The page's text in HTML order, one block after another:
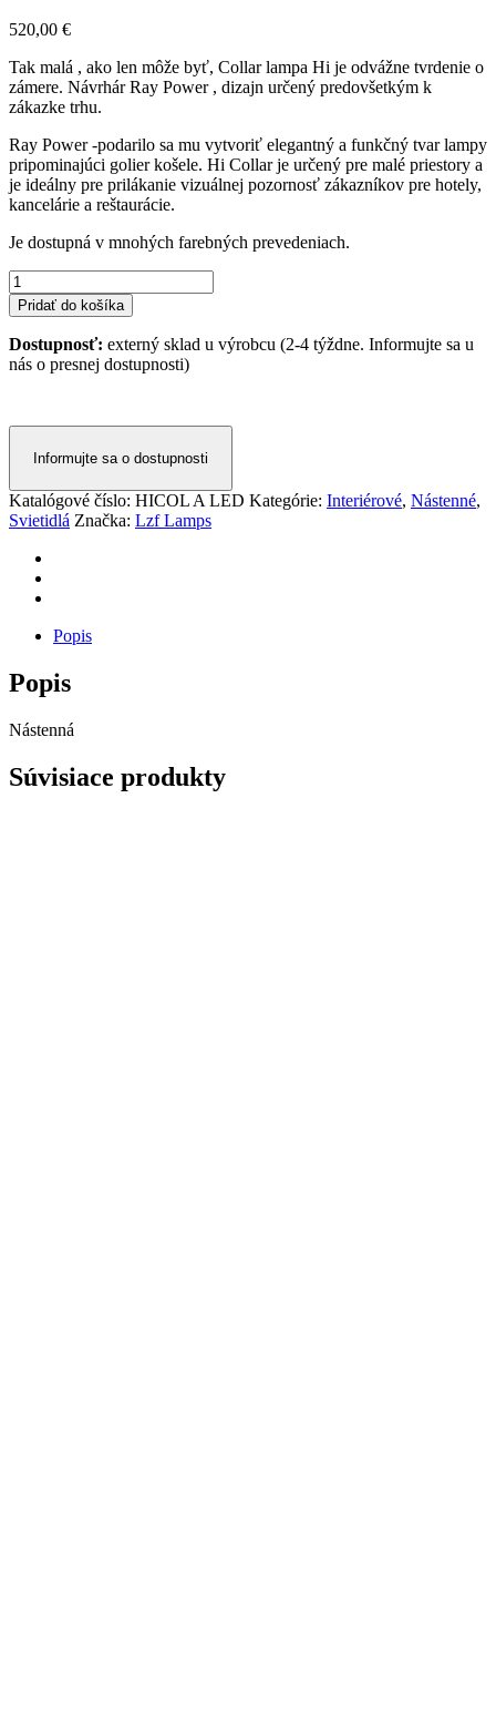
520,00 €
Tak malá , ako len môže byť, Collar lampa Hi je odvážne tvrdenie o
zámere. Návrhár Ray Power , dizajn určený predovšetkým k
zákazke trhu.
Ray Power -podarilo sa mu vytvoriť elegantný a funkčný tvar lampy
pripominajúci golier košele. Hi Collar je určený pre malé priestory a
je ideálny pre prilákanie vizuálnej pozornosť zákazníkov pre hotely,
kancelárie a reštaurácie.
Je dostupná v mnohých farebných prevedeniach.
množstvo
Svietidlo
LZF
-
HI-
COLLAR
Pridať do košíka
Dostupnosť: externý sklad u výrobcu (2-4 týždne. Informujte sa u
nás o presnej dostupnosti)
Informujte sa o dostupnosti
Katalógové číslo: HICOL A LED Kategórie: Interiérové, Nástenné,
Svietidlá Značka: Lzf Lamps
Popis
Popis
Nástenná
Súvisiace produkty